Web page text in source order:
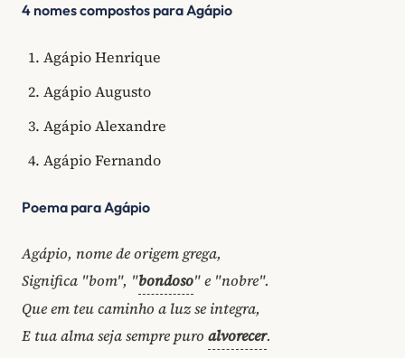
4 nomes compostos para Agápio
Agápio Henrique
Agápio Augusto
Agápio Alexandre
Agápio Fernando
Poema para Agápio
Agápio, nome de origem grega,
Significa "bom", "bondoso" e "nobre".
Que em teu caminho a luz se integra,
E tua alma seja sempre puro alvorecer.